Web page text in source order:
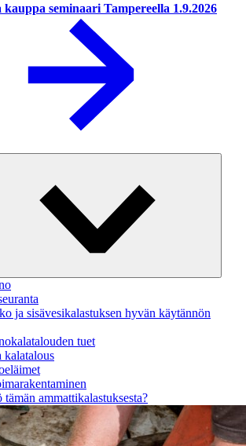
kauppa seminaari Tampereella 1.9.2026
ja sisävesikalastuksen hyvän käytännön
tuet
kalatalous
tämän ammattikalastuksesta?